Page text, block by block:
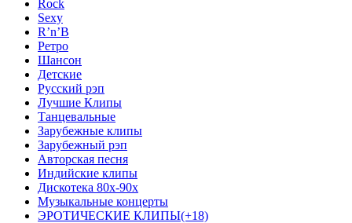
Rock
Sexy
R’n’B
Ретро
Шансон
Детские
Русский рэп
Лучшие Клипы
Танцевальные
Зарубежные клипы
Зарубежный рэп
Авторская песня
Индийские клипы
Дискотека 80х-90х
Музыкальные концерты
ЭРОТИЧЕСКИЕ КЛИПЫ(+18)